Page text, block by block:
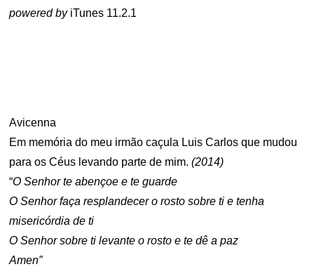
powered byiTunes 11.2.1
Avicenna
Em memória do meu irmão caçula Luis Carlos que mudou
para os Céus levando parte de mim.(2014)
“O Senhor te abençoe e te guarde
O Senhor faça resplandecer o rosto sobre ti e tenha
misericórdia de ti
O Senhor sobre ti levante o rosto e te dê a paz
Amen”